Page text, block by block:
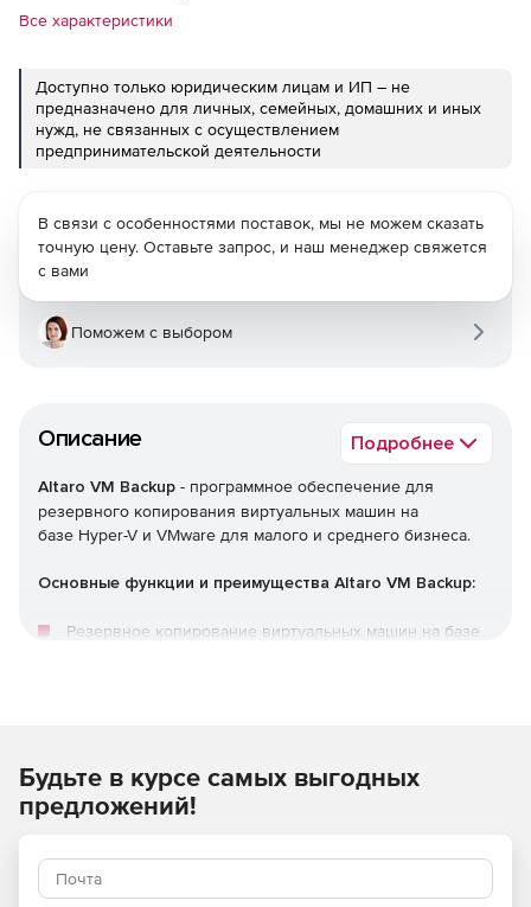
Все характеристики
Доступно только юридическим лицам и ИП – не
предназначено для личных, семейных, домашних и иных
нужд, не связанных с осуществлением
предпринимательской деятельности
Описание Подробнее
Altaro VM Backup - программное обеспечение для
резервного копирования виртуальных машин на
базе Hyper-V и VMware для малого и среднего бизнеса.
Основные функции и преимущества Altaro VM Backup:
Резервное копирование виртуальных машин на базе
MS Azure
Облачная панель управления
В связи с особенностями поставок, мы не можем сказать
точную цену. Оставьте запрос, и наш менеджер свяжется
с вами
Поможем с выбором
Будьте в курсе самых выгодных
предложений!